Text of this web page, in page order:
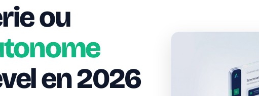
ou
en 2026